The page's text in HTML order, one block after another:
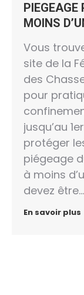
MOINS
Vous
site de la
des
pour
jusqu’au
protéger
piégeage
à moins
devez être…
En savoir plus